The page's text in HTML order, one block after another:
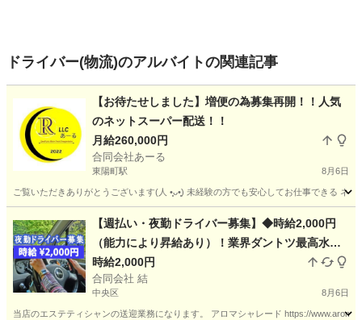
ドライバー(物流)のアルバイトの関連記事
【お待たせしました】増便の為募集再開！！人気
のネットスーパー配送！！
月給260,000円
合同会社あーる
東陽町駅 8月6日
ご覧いただきありがとうございます(⁠人⁠ ⁠•͈⁠ᴗ⁠•͈⁠) 未経験の方でも安心してお仕事できる
東陽町駅 配送 ネットスーパー
【週払い・夜勤ドライバー募集】◆時給2,000円
（能力により昇給あり）！業界ダントツ最高水準
の待遇です！ ★自家用車の持ち込みが必須です
時給2,000円
合同会社 結
中央区 8月6日
当店のエステティシャンの送迎業務になります。 アロマシャレード https://